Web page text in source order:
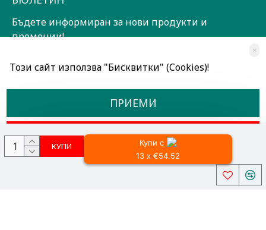
КУПИ
Купи с
13 x €54.52
Бъдете информиран за нови продукти и
промоции!
Прочетох и съм съгласен сОбщи условия
Всички права запазени © 2024, Радославов Мюзик Център
×
Този сайт използва "Бисквитки" (Cookies)!
ПРИЕМИ
ОТКАЖИ